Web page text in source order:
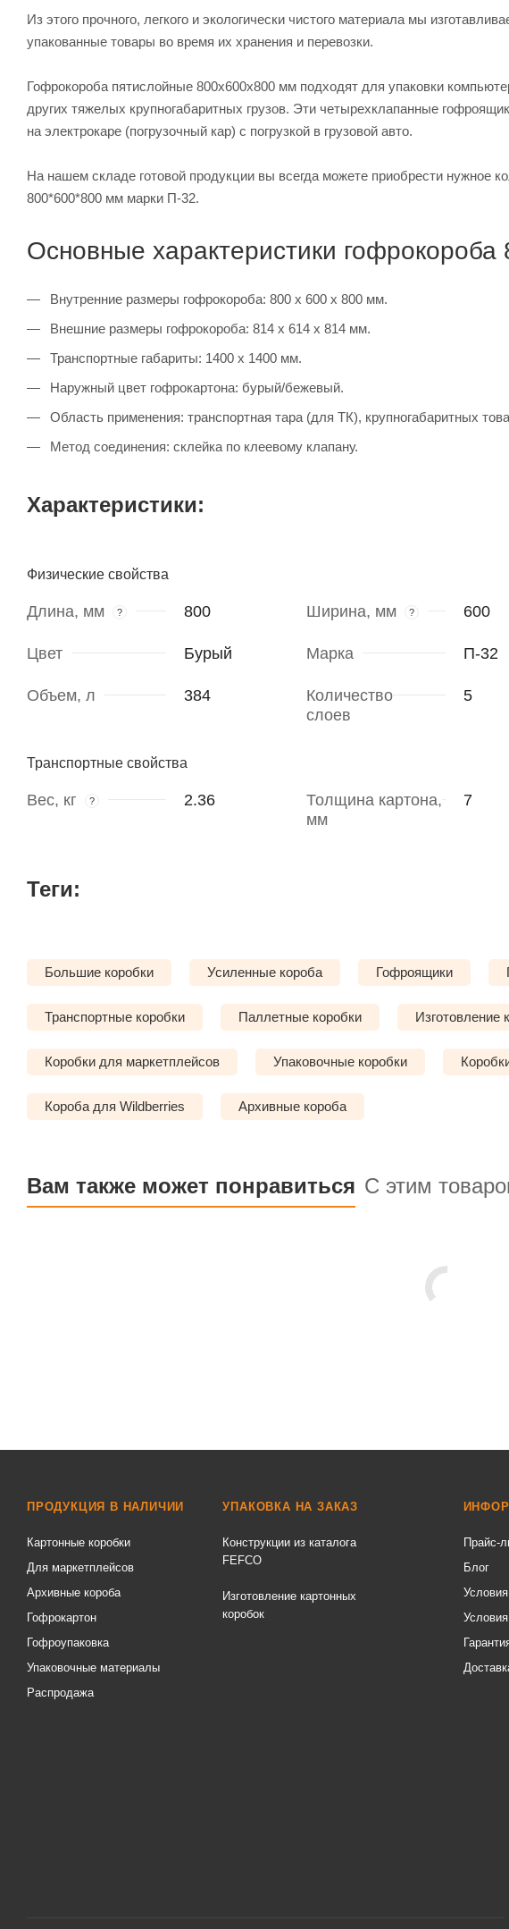
Из этого прочного, легкого и экологически чистого материала мы
упакованные товары во время их хранения и перевозки.
Гофрокороба пятислойные 800х600х800 мм подходят для упаковки
других тяжелых крупногабаритных грузов. Эти четырехклапанные
на электрокаре (погрузочный кар) с погрузкой в грузовой авто.
На нашем складе готовой продукции вы всегда можете приобрести нужное
800*600*800 мм марки П-32.
Основные характеристики
Внутренние размеры гофрокороба: 800 х 600 х 800 мм.
Внешние размеры гофрокороба: 814 х 614 х 814 мм.
Транспортные габариты: 1400 х 1400 мм.
Наружный цвет гофрокартона: бурый/бежевый.
Область применения: транспортная тара (для ТК), крупногабаритных
Метод соединения: склейка по клеевому клапану.
Характеристики:
Физические свойства
Длина, мм ? 800 Ширина, мм ? 600
Цвет Бурый Марка П-32
Объем, л 384
Количество
слоев
5
Транспортные свойства
Вес, кг ? 2.36
Толщина картона,
мм
7
Теги:
Большие коробки Усиленные короба Гофроящики
Транспортные коробки Паллетные коробки Изготовление
Коробки для маркетплейсов Упаковочные коробки
Короба для Wildberries Архивные короба
Вам также может понравиться С этим
ПРОДУКЦИЯ В НАЛИЧИИ
Картонные коробки
Для маркетплейсов
Архивные короба
Гофрокартон
Гофроупаковка
Упаковочные материалы
Распродажа
УПАКОВКА НА ЗАКАЗ
Конструкции из каталога
FEFCO
Изготовление картонных
коробок
Прайс-
Блог